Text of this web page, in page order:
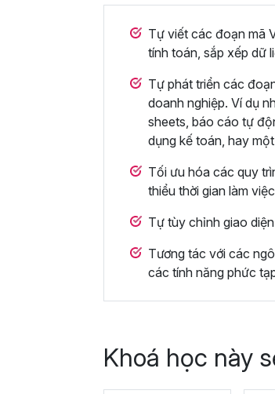
Tự viết các đoạn mã
tính toán, sắp xếp dữ
Tự phát triển các
doanh nghiệp. Ví dụ
sheets, báo cáo tự
dụng kế toán, hay
Tối ưu hóa các quy
thiểu thời gian làm
Tự tùy chỉnh giao
Tương tác với các
các tính năng phức
Khoá học này